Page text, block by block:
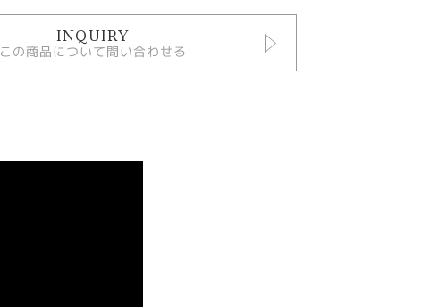
INQUIRY
この商品について問い合わせる